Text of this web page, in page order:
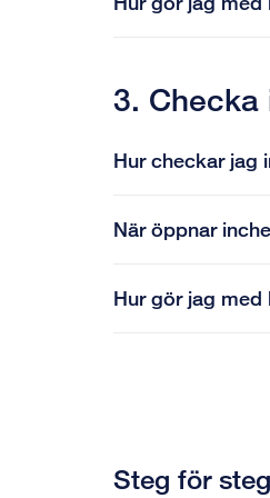
3.
Hur checkar jag
När öppnar
Hur gör jag med
Steg för